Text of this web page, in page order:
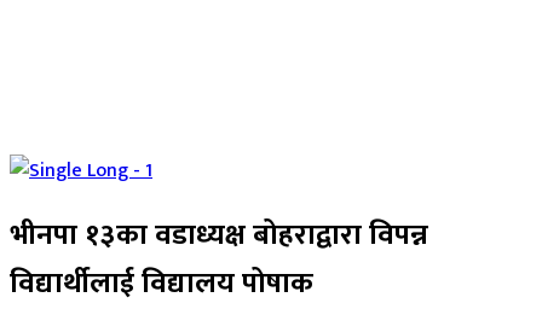
भीनपा १३का वडाध्यक्ष बोहराद्वारा विपन्न
विद्यार्थीलाई विद्यालय पोषाक